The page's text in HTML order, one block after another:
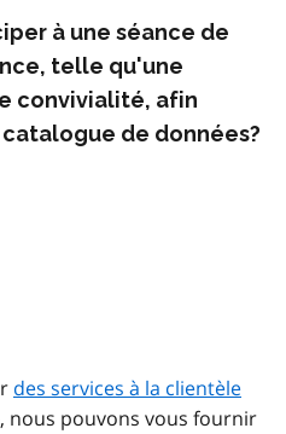
à une séance de
telle qu'une
convivialité, afin
de données?
des services à la clientèle
nous pouvons vous fournir